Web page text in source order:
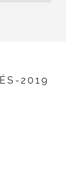
2019